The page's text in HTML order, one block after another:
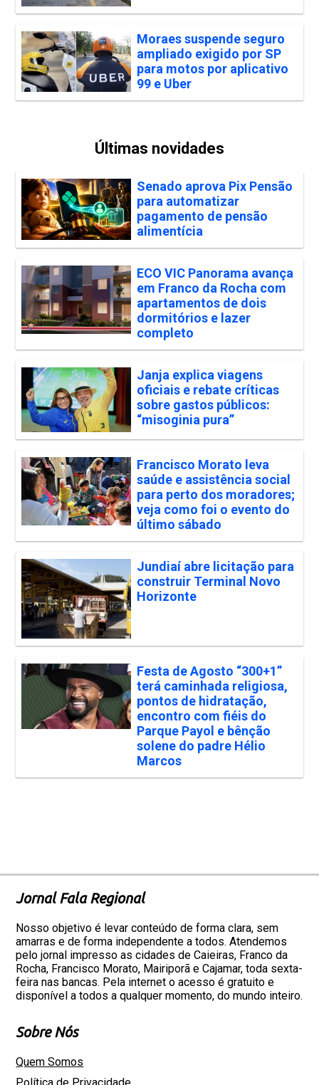
Moraes suspende seguro
ampliado exigido por SP
para motos por aplicativo
99 e Uber
Últimas novidades
Senado aprova Pix Pensão
para automatizar
pagamento de pensão
alimentícia
ECO VIC Panorama avança
em Franco da Rocha com
apartamentos de dois
dormitórios e lazer
completo
Janja explica viagens
oficiais e rebate críticas
sobre gastos públicos:
“misoginia pura”
Francisco Morato leva
saúde e assistência social
para perto dos moradores;
veja como foi o evento do
último sábado
Jundiaí abre licitação para
construir Terminal Novo
Horizonte
Festa de Agosto “300+1”
terá caminhada religiosa,
pontos de hidratação,
encontro com fiéis do
Parque Payol e bênção
solene do padre Hélio
Marcos
Jornal Fala Regional
Nosso objetivo é levar conteúdo de forma clara, sem
amarras e de forma independente a todos. Atendemos
pelo jornal impresso as cidades de Caieiras, Franco da
Rocha, Francisco Morato, Mairiporã e Cajamar, toda sexta-
feira nas bancas. Pela internet o acesso é gratuito e
disponível a todos a qualquer momento, do mundo inteiro.
Sobre Nós
Quem Somos
Política de Privacidade